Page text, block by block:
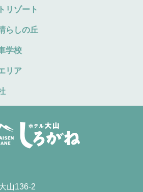
リゾート
らしの丘
学校
リア
山136-2